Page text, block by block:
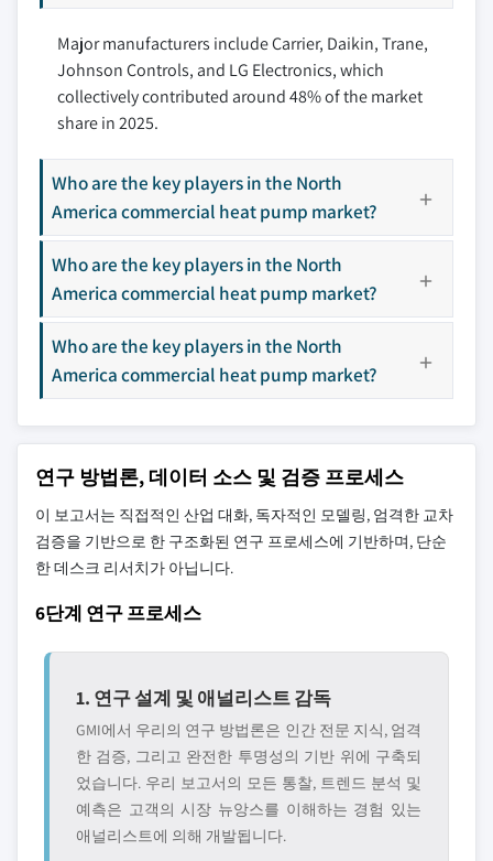
Major manufacturers include Carrier, Daikin, Trane,
Johnson Controls, and LG Electronics, which
collectively contributed around 48% of the market
share in 2025.
Who are the key players in the North
America commercial heat pump market?
Who are the key players in the North
America commercial heat pump market?
Who are the key players in the North
America commercial heat pump market?
연구 방법론, 데이터 소스 및 검증 프로세스
이 보고서는 직접적인 산업 대화, 독자적인 모델링, 엄격한 교차
검증을 기반으로 한 구조화된 연구 프로세스에 기반하며, 단순
한 데스크 리서치가 아닙니다.
6단계 연구 프로세스
1. 연구 설계 및 애널리스트 감독
GMI에서 우리의 연구 방법론은 인간 전문 지식, 엄격
한 검증, 그리고 완전한 투명성의 기반 위에 구축되
었습니다. 우리 보고서의 모든 통찰, 트렌드 분석 및
예측은 고객의 시장 뉴앙스를 이해하는 경험 있는
애널리스트에 의해 개발됩니다.